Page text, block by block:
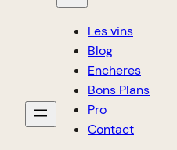
Les vins
Blog
Encheres
Bons Plans
Pro
Contact